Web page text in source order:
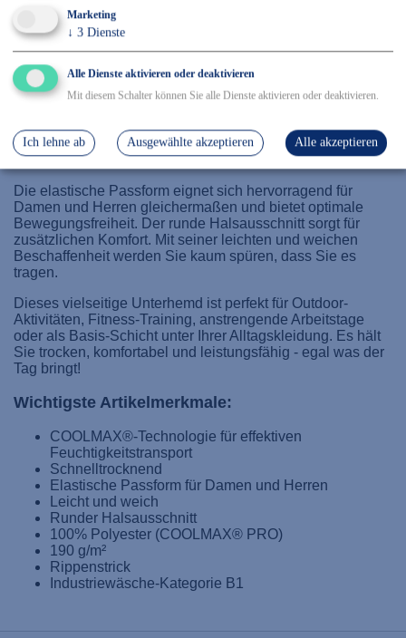
Marketing
↓ 3 Dienste
Alle Dienste aktivieren oder deaktivieren
Mit diesem Schalter können Sie alle Dienste aktivieren oder deaktivieren.
Ich lehne ab Ausgewählte akzeptieren Alle akzeptieren
Körper angenehm trocken. Dies verhindert nicht nur
Auskühlung, sondern garantiert auch ein komfortables
Tragegefühl den ganzen Tag über.
Die schnelltrocknende Eigenschaft macht dieses
Unterhemd zum idealen Begleiter für Sport, Arbeit oder
oder einfach einen aktiven Lebensstil pflegen - dieses
Funktionsshirt unterstützt Sie bei all Ihren
Herausforderungen.
Die elastische Passform eignet sich hervorragend für
Damen und Herren gleichermaßen und bietet optimale
Bewegungsfreiheit. Der runde Halsausschnitt sorgt für
zusätzlichen Komfort. Mit seiner leichten und weichen
Beschaffenheit werden Sie kaum spüren, dass Sie es
tragen.
Dieses vielseitige Unterhemd ist perfekt für Outdoor-
Aktivitäten, Fitness-Training, anstrengende Arbeitstage
oder als Basis-Schicht unter Ihrer Alltagskleidung. Es hält
Sie trocken, komfortabel und leistungsfähig - egal was der
Tag bringt!
Wichtigste Artikelmerkmale:
COOLMAX®-Technologie für effektiven
Feuchtigkeitstransport
Schnelltrocknend
Elastische Passform für Damen und Herren
Leicht und weich
Runder Halsausschnitt
100% Polyester (COOLMAX® PRO)
190 g/m²
Rippenstrick
Industriewäsche-Kategorie B1